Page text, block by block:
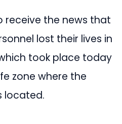
receive the news that
lost their lives in
took place today
zone where the
located.